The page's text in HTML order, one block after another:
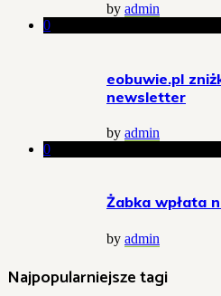
by admin
0
eobuwie.pl
newsletter
by admin
0
Żabka wpłata
by admin
Najpopularniejsze tagi